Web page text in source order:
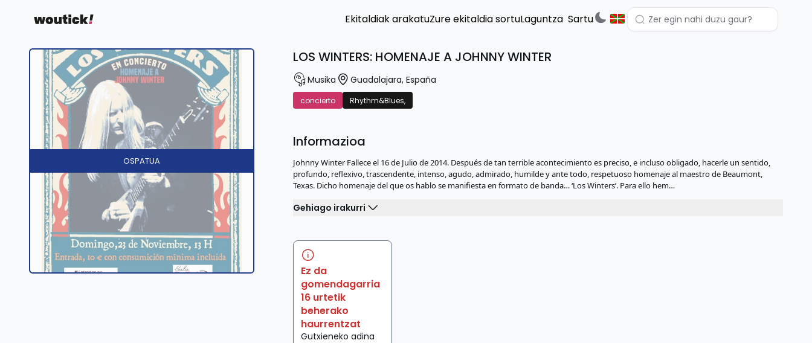
Ekitaldiak arakatuZure ekitaldia sortuLaguntza Sartu
OSPATUA
LOS WINTERS: HOMENAJE A JOHNNY WINTER
Musika Guadalajara, España
concierto Rhythm&Blues,
Informazioa
Johnny Winter Fallece el 16 de Julio de 2014. Después de tan terrible acontecimiento es preciso, e incluso obligado, hacerle un sentido,
profundo, reflexivo, trascendente, intenso, agudo, admirado, humilde y ante todo, respetuoso homenaje al maestro de Beaumont,
Texas. Dicho homenaje del que os hablo se manifiesta en formato de banda… ‘Los Winters’. Para ello hem…
Gehiago irakurri
Ez da
gomendagarria
16 urtetik
beherako
haurrentzat
Gutxieneko adina